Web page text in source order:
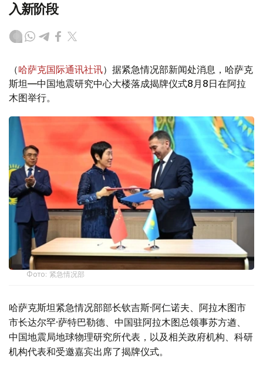
入新阶段
（哈萨克国际通讯社讯）据紧急情况部新闻处消息，哈萨克
斯坦—中国地震研究中心大楼落成揭牌仪式8月8日在阿拉
木图举行。
Фото: 紧急情况部
哈萨克斯坦紧急情况部部长钦吉斯·阿仁诺夫、阿拉木图市
市长达尔罕·萨特巴勒德、中国驻阿拉木图总领事苏方遒、
中国地震局地球物理研究所代表，以及相关政府机构、科研
机构代表和受邀嘉宾出席了揭牌仪式。